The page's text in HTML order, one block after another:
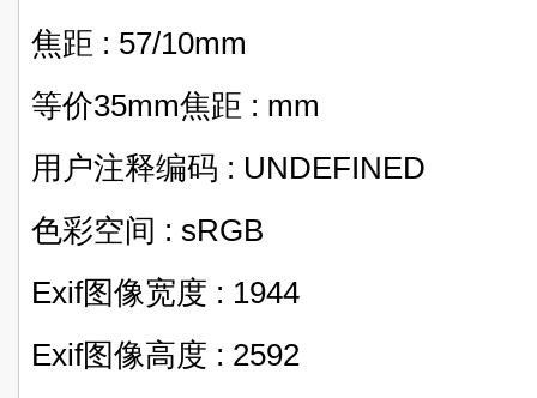
焦距 : 57/10mm
等价35mm焦距 : mm
用户注释编码 : UNDEFINED
色彩空间 : sRGB
Exif图像宽度 : 1944
Exif图像高度 : 2592